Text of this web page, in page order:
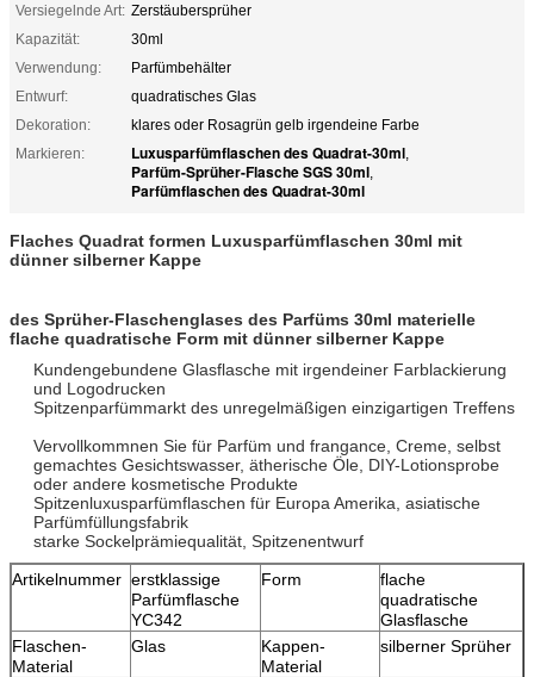
Versiegelnde Art: Zerstäubersprüher
Kapazität:
30ml
Verwendung:
Parfümbehälter
Entwurf:
quadratisches Glas
Dekoration:
klares oder Rosagrün gelb irgendeine Farbe
Markieren:
Luxusparfümflaschen des Quadrat-30ml,
Parfüm-Sprüher-Flasche SGS 30ml,
Parfümflaschen des Quadrat-30ml
Flaches Quadrat formen Luxusparfümflaschen 30ml mit
dünner silberner Kappe
des Sprüher-Flaschenglases des Parfüms 30ml materielle
flache quadratische Form mit dünner silberner Kappe
Kundengebundene Glasflasche mit irgendeiner Farblackierung
und Logodrucken
Spitzenparfümmarkt des unregelmäßigen einzigartigen Treffens
Vervollkommnen Sie für Parfüm und frangance, Creme, selbst
gemachtes Gesichtswasser, ätherische Öle, DIY-Lotionsprobe
oder andere kosmetische Produkte
Spitzenluxusparfümflaschen für Europa Amerika, asiatische
Parfümfüllungsfabrik
starke Sockelprämiequalität, Spitzenentwurf
Artikelnummer erstklassige
Parfümflasche
YC342
Form
flache
quadratische
Glasflasche
Flaschen-
Material
Glas
Kappen-
Material
silberner Sprüher